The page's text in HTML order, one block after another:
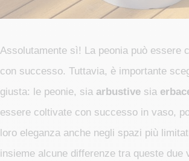
Assolutamente sì! La peonia può essere
con successo. Tuttavia, è importante
giusta: le peonie, sia arbustive sia
essere coltivate con successo in vaso,
loro eleganza anche negli spazi più
insieme alcune differenze tra queste due